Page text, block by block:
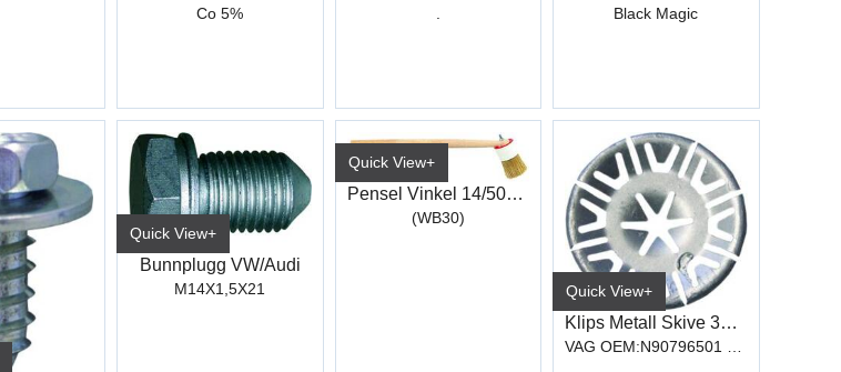
Co 5% Black Magic
Quick View+
Bunnplugg VW/Audi
M14X1,5X21
Quick View+
Pensel Vinkel 14/50mm
(WB30)
Quick View+
Klips Metall Skive 30,1 x 5,3mm
VAG OEM:N90796501 (FIX183)